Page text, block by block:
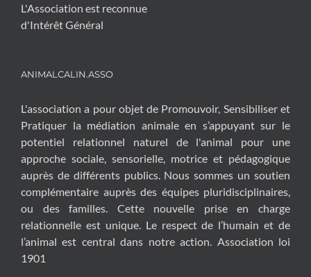
L'Association est reconnue
d'Intérêt Général
ANIMALCALIN.ASSO
L'association a pour objet de Promouvoir, Sensibiliser et
Pratiquer la médiation animale en s’appuyant sur le
potentiel relationnel naturel de l'animal pour une
approche sociale, sensorielle, motrice et pédagogique
auprès de différents publics. Nous sommes un soutien
complémentaire auprès des équipes pluridisciplinaires,
ou des familles. Cette nouvelle prise en charge
relationnelle est unique. Le respect de l’humain et de
l’animal est central dans notre action. Association loi
1901